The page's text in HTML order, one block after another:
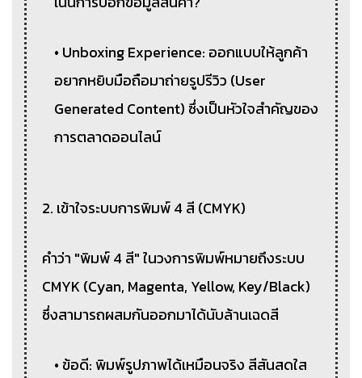
• Unboxing Experience: ออกแบบให้ลูกค้า
อยากหยิบมือถือมาถ่ายรูปรีวิว (User
Generated Content) ซึ่งเป็นหัวใจสำคัญของ
การตลาดออนไลน์
2. เข้าใจระบบการพิมพ์ 4 สี (CMYK)
คำว่า "พิมพ์ 4 สี" ในวงการพิมพ์หมายถึงระบบ
CMYK (Cyan, Magenta, Yellow, Key/Black)
ซึ่งสามารถผสมกันออกมาได้นับล้านเฉดสี
• ข้อดี: พิมพ์รูปภาพได้เหมือนจริง สีสันสดใส